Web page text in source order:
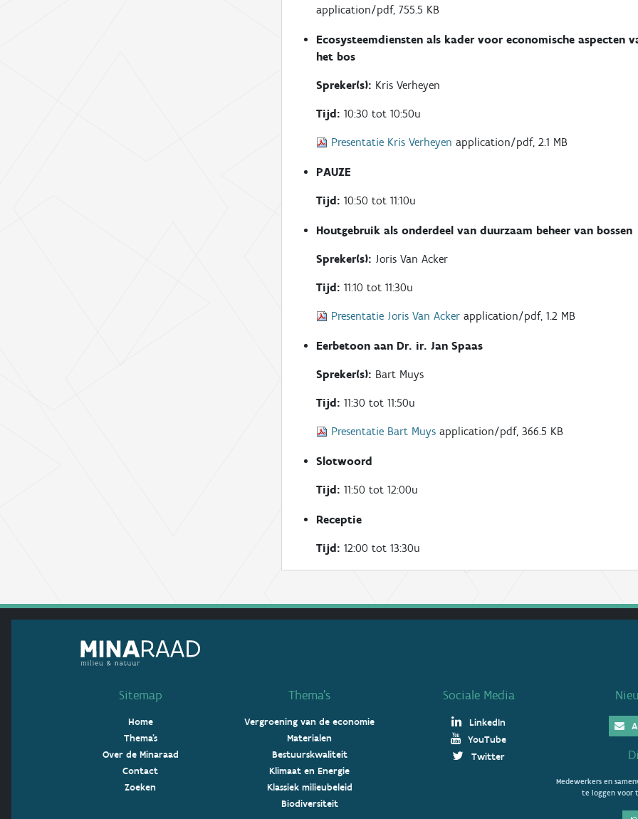
application/pdf, 755.5 KB
Ecosysteemdiensten als kader voor economische aspecten
het bos
Spreker(s): Kris Verheyen
Tijd: 10:30 tot 10:50u
Presentatie Kris Verheyenapplication/pdf, 2.1 MB
PAUZE
Tijd: 10:50 tot 11:10u
Houtgebruik als onderdeel van duurzaam beheer van bossen
Spreker(s): Joris Van Acker
Tijd: 11:10 tot 11:30u
Presentatie Joris Van Ackerapplication/pdf, 1.2 MB
Eerbetoon aan Dr. ir. Jan Spaas
Spreker(s): Bart Muys
Tijd: 11:30 tot 11:50u
Presentatie Bart Muysapplication/pdf, 366.5 KB
Slotwoord
Tijd: 11:50 tot 12:00u
Receptie
Tijd: 12:00 tot 13:30u
Sitemap
Home
Thema's
Over de Minaraad
Contact
Zoeken
Thema’s
Vergroening van de economie
Materialen
Bestuurskwaliteit
Klimaat en Energie
Klassiek milieubeleid
Biodiversiteit
Sociale Media
LinkedIn
YouTube
Twitter
Medewerkers en
te loggen voor